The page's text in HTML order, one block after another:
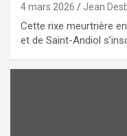
4 mars 2026 Jean
Cette rixe meurtrière
et de Saint-Andiol